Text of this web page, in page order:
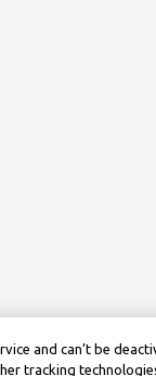
and can’t be
tracking